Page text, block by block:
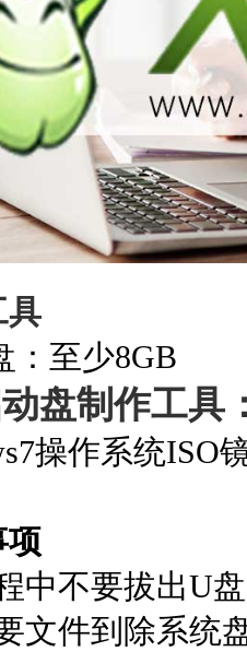
具
：至少8GB
盘制作工具
操作系统ISO
项
中不要拔出U
文件到除系统